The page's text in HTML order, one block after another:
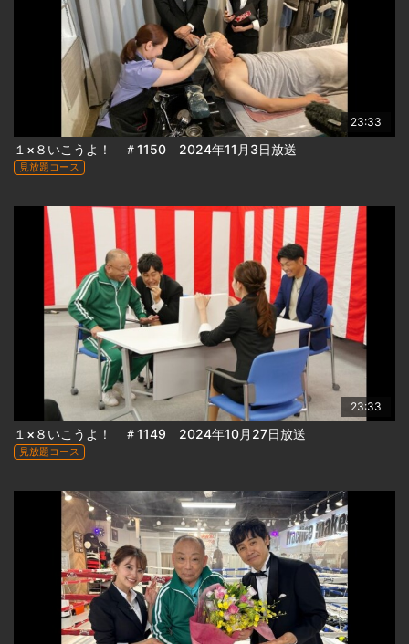
23:33
１×８いこうよ！ ＃1150 2024年11月3日放送
見放題コース
23:33
１×８いこうよ！ ＃1149 2024年10月27日放送
見放題コース